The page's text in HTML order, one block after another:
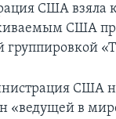
США взяла
США
группировкой
США
«ведущей в